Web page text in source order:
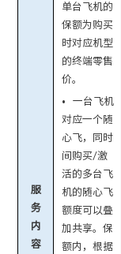
服
务
内
容
单台飞机的
保额为购买
时对应机型
的终端零售
价。
• 一台飞机
对应一个随
心飞，同时
间购买/激
活的多台飞
机的随心飞
额度可以叠
加共享。保
额内，根据